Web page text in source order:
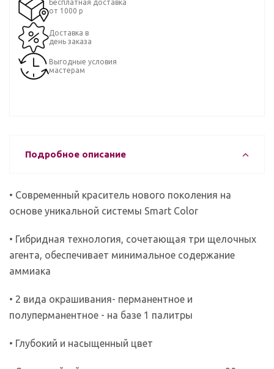
Бесплатная доставка
от 1000 р
Доставка в
день заказа
Выгодные условия
мастерам
Подробное описание
• Современный краситель нового поколения на
основе уникальной системы Smart Color
• Гибридная технология, сочетающая три щелочных
агента, обеспечивает минимальное содержание
аммиака
• 2 вида окрашивания- перманентное и
полуперманентное - на базе 1 палитры
• Глубокий и насыщенный цвет